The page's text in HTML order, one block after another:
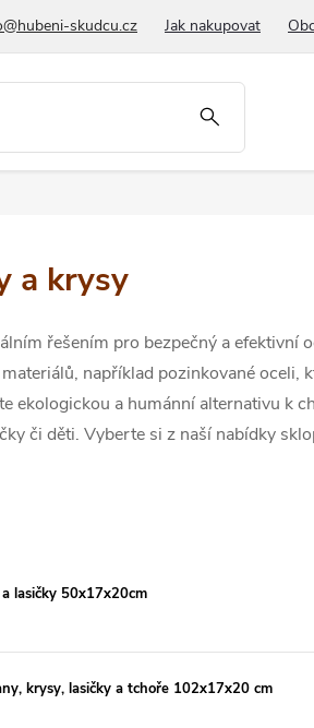
skudcu.cz Jak nakupovat
a krysy
řešením pro bezpečný a efektivní
například pozinkované
ekologickou a humánní alternativu k
či děti. Vyberte si z naší nabídky
lasičky 50x17x20cm
krysy, lasičky a tchoře 102x17x20 cm